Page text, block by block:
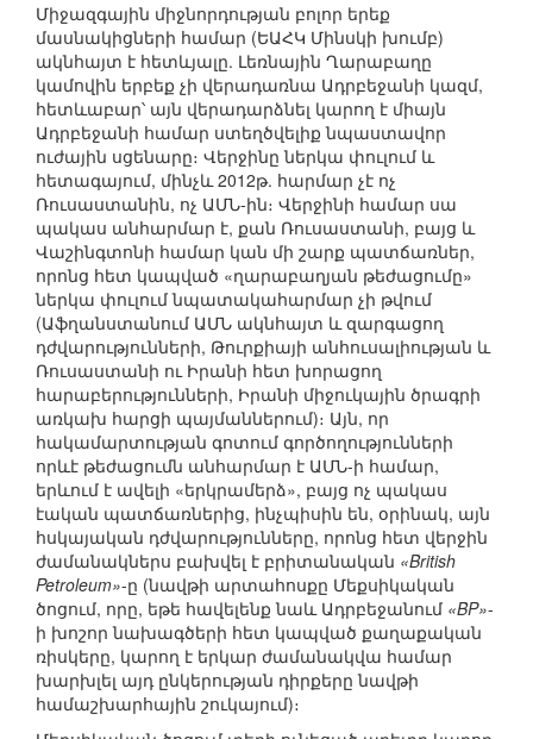
Միջազգային միջնորդության բոլոր երեք
մասնակիցների համար (ԵԱՀԿ Մինսկի խումբ)
ակնհայտ է հետևյալը. Լեռնային Ղարաբաղը
կամովին երբեք չի վերադառնա Ադրբեջանի կազմ,
հետևաբար՝ այն վերադարձնել կարող է միայն
Ադրբեջանի համար ստեղծվելիք նպաստավոր
ուժային սցենարը։ Վերջինը ներկա փուլում և
հետագայում, մինչև 2012թ. հարմար չէ ոչ
Ռուսաստանին, ոչ ԱՄՆ-ին։ Վերջինի համար սա
պակաս անհարմար է, քան Ռուսաստանի, բայց և
Վաշինգտոնի համար կան մի շարք պատճառներ,
որոնց հետ կապված «ղարաբաղյան թեժացումը»
ներկա փուլում նպատակահարմար չի թվում
(Աֆղանստանում ԱՄՆ ակնհայտ և զարգացող
դժվարությունների, Թուրքիայի անհուսալիության և
Ռուսաստանի ու Իրանի հետ խորացող
հարաբերությունների, Իրանի միջուկային ծրագրի
առկախ հարցի պայմաններում)։ Այն, որ
հակամարտության գոտում գործողությունների
որևէ թեժացումն անհարմար է ԱՄՆ-ի համար,
երևում է ավելի «երկրամերձ», բայց ոչ պակաս
էական պատճառներից, ինչպիսին են, օրինակ, այն
հսկայական դժվարությունները, որոնց հետ վերջին
ժամանակներս բախվել է բրիտանական «British
Petroleum»-ը (նավթի արտահոսքը Մեքսիկական
ծոցում, որը, եթե հավելենք նաև Ադրբեջանում «BP»-
ի խոշոր նախագծերի հետ կապված քաղաքական
ռիսկերը, կարող է երկար ժամանակվա համար
խարխլել այդ ընկերության դիրքերը նավթի
համաշխարհային շուկայում)։